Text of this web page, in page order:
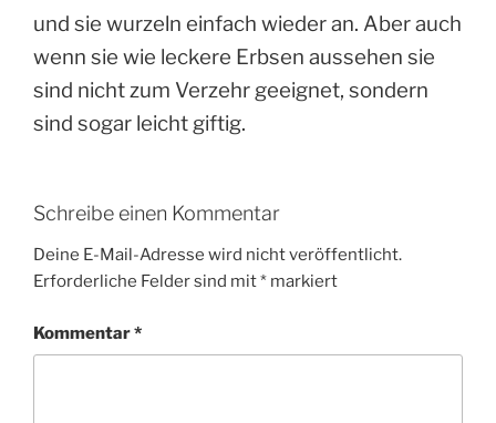
und sie wurzeln einfach wieder an. Aber auch
wenn sie wie leckere Erbsen aussehen sie
sind nicht zum Verzehr geeignet, sondern
sind sogar leicht giftig.
Schreibe einen Kommentar
Deine E-Mail-Adresse wird nicht veröffentlicht.
Erforderliche Felder sind mit* markiert
Kommentar*